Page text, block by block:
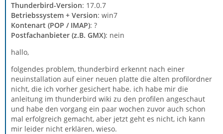
Thunderbird-Version: 17.0.7
Betriebssystem + Version: win7
Kontenart (POP / IMAP): ?
Postfachanbieter (z.B. GMX): nein
hallo,
folgendes problem, thunderbird erkennt nach einer
neuinstallation auf einer neuen platte die alten profilordner
nicht, die ich vorher gesichert habe. ich habe mir die
anleitung im thunderbird wiki zu den profilen angeschaut
und habe den vorgang ein paar wochen zuvor auch schon
mal erfolgreich gemacht, aber jetzt geht es nicht, ich kann
mir leider nicht erklären, wieso.